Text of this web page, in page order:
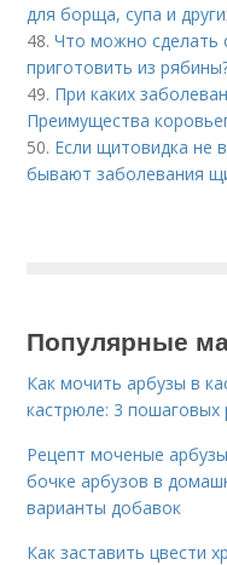
для борща, супа и
48.Что можно сделать
приготовить из
49. При каких
Преимущества
50. Если щитовидка не
бывают заболевания
Популярные
Как мочить арбузы в
кастрюле: 3 пошаговых
Рецепт моченые
бочке арбузов в
варианты добавок
Как заставить цвести